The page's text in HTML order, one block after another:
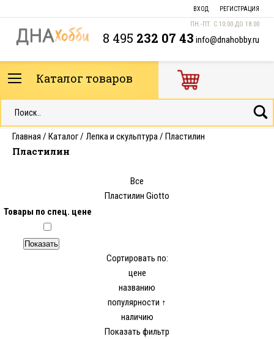
ВХОД РЕГИСТРАЦИЯ
ПН.-ПТ. С 10:00 ДО 18:00
8 495 232 07 43 info@dnahobby.ru
Каталог товаров
Главная / Каталог/ Лепка и скульптура/ Пластилин
Пластилин
Все
Пластилин Giotto
Товары по спец. цене
Сортировать по:
цене
названию
популярности ↑
наличию
Показать фильтр